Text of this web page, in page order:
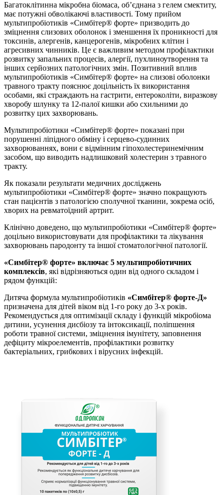
Багатоклітинна мікробна біомаса, об’єднана з гелем смектиту,
має потужні обволікаючі властивості. Тому прийом
мультипробіотиків «Симбітер® форте» призводить до
зміцнення слизових оболонок і зменшення їх проникності для
токсинів, алергенів, канцерогенів, мікробних клітин і
агресивних чинників. Це є важливим методом профілактики
розвитку запальних процесів, алергії, пухлиноутворення та
інших серйозних патологічних змін. Позитивний вплив
мультипробіотиків «Симбітер® форте» на слизові оболонки
травного тракту пояснює доцільність їх використання
особами, які страждають на гастрити, ентероколіти, виразкову
хворобу шлунку та 12-палої кишки або схильними до
розвитку цих захворювань.
Мультипробіотики «Симбітер® форте» показані при
порушенні ліпідного обміну і серцево-судинних
захворюваннях, вони є відмінним гіпохолестеринемічним
засобом, що виводить надлишковий холестерин з травного
тракту.
Як показали результати медичних досліджень
мультипробіотики «Симбітер® форте» значно покращують
стан пацієнтів з патологією сполучної тканини, зокрема осіб,
хворих на ревматоїдний артрит.
Клінічно доведено, що мультипробіотики «Симбітер® форте»
доцільно використовувати для профілактики та лікування
захворювань пародонту та іншої стоматологічної патології.
«Симбітер® форте» включає 5 мультипробіотичних
комплексів, які відрізняються один від одного складом і
рядом функцій:
Дитяча формула мультипробіотиків «Симбітер® форте-Д»
призначена для дітей віком від 1-го року до 3-х років.
Рекомендується для оптимізації складу і функцій мікробіома
дитини, усунення дисбіозу та інтоксикації, поліпшення
роботи травної системи, зміцнення імунітету, заповнення
дефіциту мікроелементів, профілактики розвитку
бактеріальних, грибкових і вірусних інфекцій.